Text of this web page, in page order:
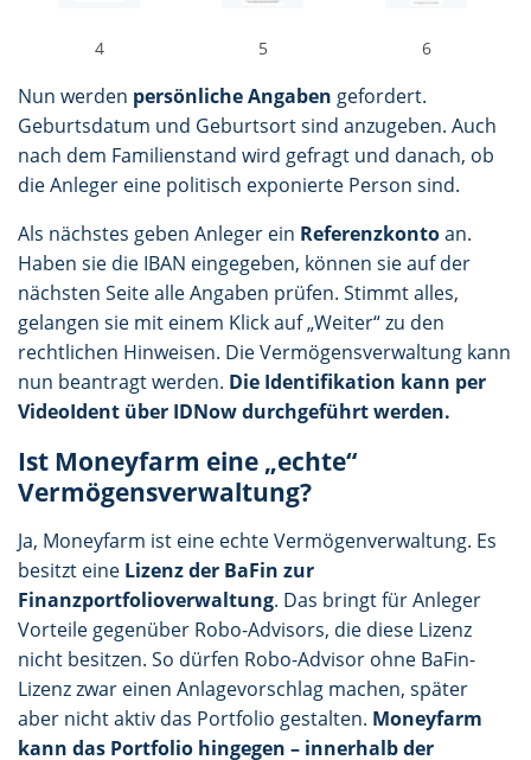
4 5 6
Nun werden persönliche Angaben gefordert.
Geburtsdatum und Geburtsort sind anzugeben. Auch
nach dem Familienstand wird gefragt und danach, ob
die Anleger eine politisch exponierte Person sind.
Als nächstes geben Anleger ein Referenzkontoan.
Haben sie die IBAN eingegeben, können sie auf der
nächsten Seite alle Angaben prüfen. Stimmt alles,
gelangen sie mit einem Klick auf „Weiter“ zu den
rechtlichen Hinweisen. Die Vermögensverwaltung kann
nun beantragt werden. Die Identifikation kann per
VideoIdent über IDNow durchgeführt werden.
Ist Moneyfarm eine „echte“
Vermögensverwaltung?
Ja, Moneyfarm ist eine echte Vermögenverwaltung. Es
besitzt eine Lizenz der BaFin zur
Finanzportfolioverwaltung. Das bringt für Anleger
Vorteile gegenüber Robo-Advisors, die diese Lizenz
nicht besitzen. So dürfen Robo-Advisor ohne BaFin-
Lizenz zwar einen Anlagevorschlag machen, später
aber nicht aktiv das Portfolio gestalten. Moneyfarm
kann das Portfolio hingegen – innerhalb der